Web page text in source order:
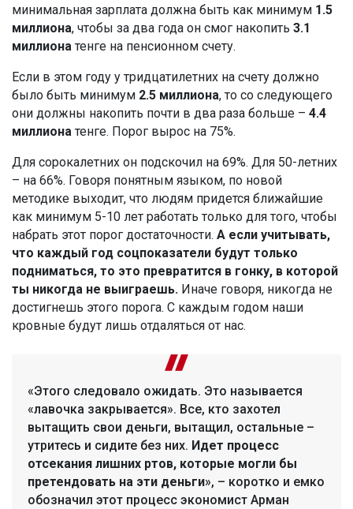
минимальная зарплата должна быть как минимум 1.5
миллиона, чтобы за два года он смог накопить 3.1
миллиона тенге на пенсионном счету.
Если в этом году у тридцатилетних на счету должно
было быть минимум 2.5 миллиона, то со следующего
они должны накопить почти в два раза больше – 4.4
миллиона тенге. Порог вырос на 75%.
Для сорокалетних он подскочил на 69%. Для 50-летних
– на 66%. Говоря понятным языком, по новой
методике выходит, что людям придется ближайшие
как минимум 5-10 лет работать только для того, чтобы
набрать этот порог достаточности. А если учитывать,
что каждый год соцпоказатели будут только
подниматься, то это превратится в гонку, в которой
ты никогда не выиграешь. Иначе говоря, никогда не
достигнешь этого порога. С каждым годом наши
кровные будут лишь отдаляться от нас.
«Этого следовало ожидать. Это называется
«лавочка закрывается». Все, кто захотел
вытащить свои деньги, вытащил, остальные –
утритесь и сидите без них. Идет процесс
отсекания лишних ртов, которые могли бы
претендовать на эти деньги», – коротко и емко
обозначил этот процесс экономист Арман